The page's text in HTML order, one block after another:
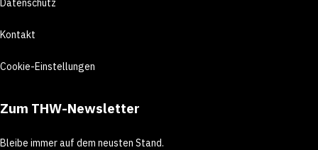
Datenschutz
Kontakt
Cookie-Einstellungen
Zum THW-Newsletter
Bleibe immer auf dem neusten Stand.